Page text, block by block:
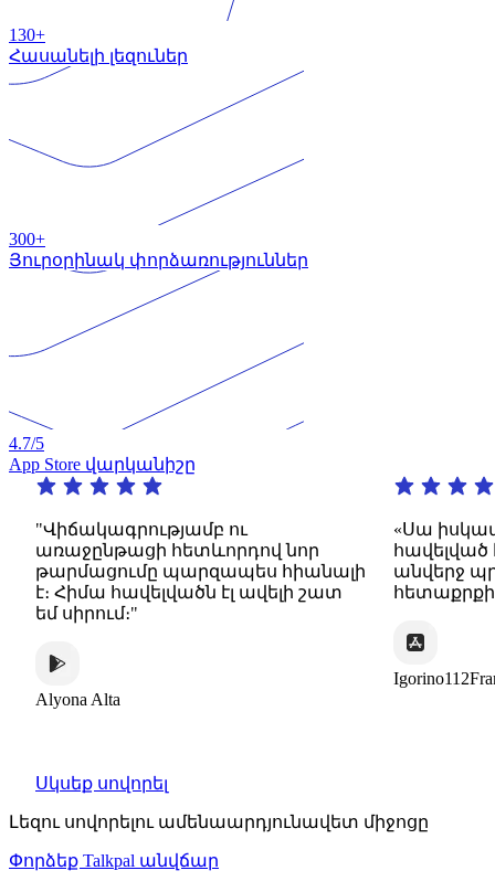
130+
Հասանելի լեզուներ
300+
Յուրօրինակ փորձառություններ
4.7/5
App Store վարկանիշը
"Վիճակագրությամբ ու
առաջընթացի հետևորդով նոր
թարմացումը պարզապես հիանալի
է։ Հիմա հավելվածն էլ ավելի շատ
եմ սիրում։"
Alyona Alta
«Սա
հավելված
անվերջ
հետաքրքիր
Սկսեք սովորել
Լեզու սովորելու ամենաարդյունավետ միջոցը
Փորձեք Talkpal անվճար